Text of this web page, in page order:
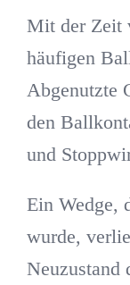
Mit der Zeit
häufigen
Abgenutzte
den
und
Ein Wedge,
wurde,
Neuzustand